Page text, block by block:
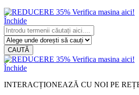
Închide
CAUTĂ
Închide
INTERACȚIONEAZĂ CU NOI PE